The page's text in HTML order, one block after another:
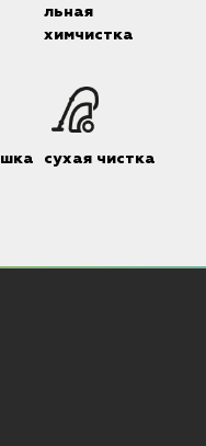
льная
химчистка
сухая чистка